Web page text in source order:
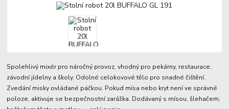
Spolehlivý mixér pro náročný provoz, vhodný pro pekárny, restaurace,
závodní jídelny a školy. Odolné celokovové tělo pro snadné čištění.
Zvedání misky ovládané páčkou. Pokud mísa nebo kryt není ve správné
poloze, aktivuje se bezpečnostní zarážka. Dodávaný s mísou, šlehačem,